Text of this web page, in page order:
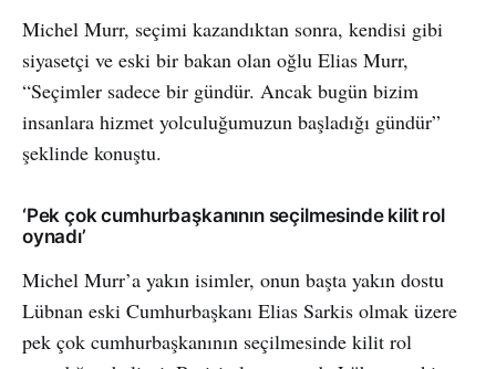
Michel Murr, seçimi kazandıktan sonra, kendisi gibi
siyasetçi ve eski bir bakan olan oğlu Elias Murr,
“Seçimler sadece bir gündür. Ancak bugün bizim
insanlara hizmet yolculuğumuzun başladığı gündür”
şeklinde konuştu.
‘Pek çok cumhurbaşkanının seçilmesinde kilit rol
oynadı’
Michel Murr’a yakın isimler, onun başta yakın dostu
Lübnan eski Cumhurbaşkanı Elias Sarkis olmak üzere
pek çok cumhurbaşkanının seçilmesinde kilit rol